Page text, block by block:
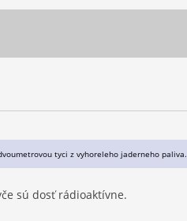
tyci z vyhoreleho jaderneho paliva.
sú dosť rádioaktívne.